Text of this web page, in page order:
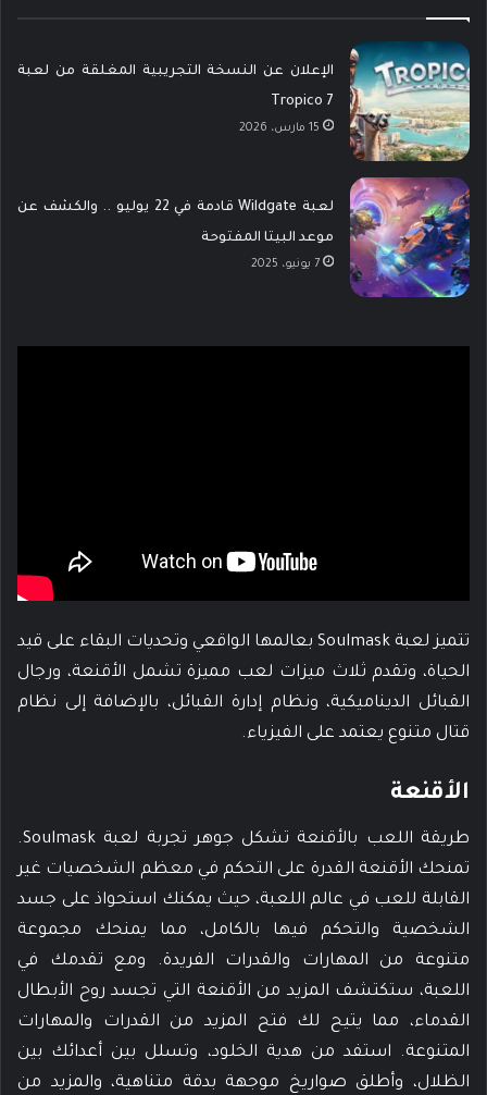
الإعلان عن النسخة التجريبية المغلقة من لعبة
Tropico 7
15 مارس، 2026
لعبة Wildgate قادمة في 22 يوليو .. والكشف عن
موعد البيتا المفتوحة
7 يونيو، 2025
تتميز لعبة Soulmask بعالمها الواقعي وتحديات البقاء على قيد
الحياة، وتقدم ثلاث ميزات لعب مميزة تشمل الأقنعة، ورجال
القبائل الديناميكية، ونظام إدارة القبائل، بالإضافة إلى نظام
قتال متنوع يعتمد على الفيزياء.
الأقنعة
طريقة اللعب بالأقنعة تشكل جوهر تجربة لعبة Soulmask.
تمنحك الأقنعة القدرة على التحكم في معظم الشخصيات غير
القابلة للعب في عالم اللعبة، حيث يمكنك استحواذ على جسد
الشخصية والتحكم فيها بالكامل، مما يمنحك مجموعة
متنوعة من المهارات والقدرات الفريدة. ومع تقدمك في
اللعبة، ستكتشف المزيد من الأقنعة التي تجسد روح الأبطال
القدماء، مما يتيح لك فتح المزيد من القدرات والمهارات
المتنوعة. استفد من هدية الخلود، وتسلل بين أعدائك بين
الظلال، وأطلق صواريخ موجهة بدقة متناهية، والمزيد من